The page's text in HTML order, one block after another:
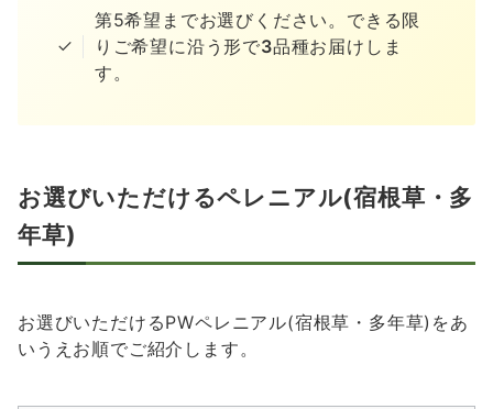
第5希望までお選びください。できる限
りご希望に沿う形で3品種お届けしま
す。
お選びいただけるペレニアル(宿根草・多
年草)
お選びいただけるPWペレニアル(宿根草・多年草)をあ
いうえお順でご紹介します。